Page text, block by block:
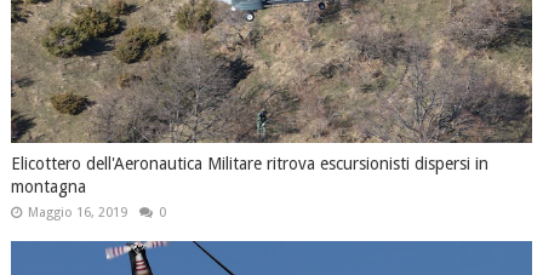
Elicottero dell'Aeronautica Militare ritrova escursionisti dispersi in
montagna
Maggio 16, 2019 0